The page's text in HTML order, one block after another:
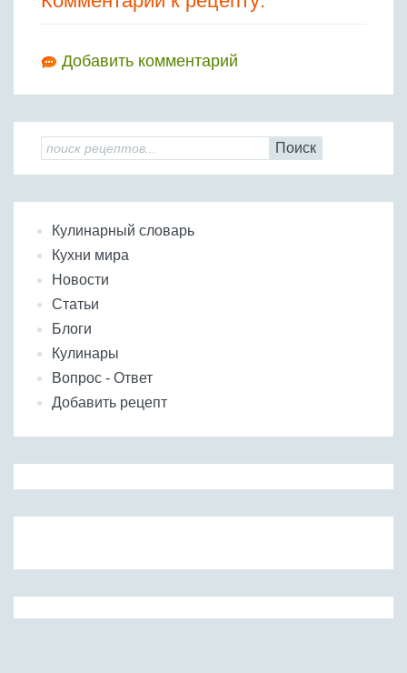
Добавить комментарий
Поиск
Кулинарный словарь
Кухни мира
Новости
Статьи
Блоги
Кулинары
Вопрос - Ответ
Добавить рецепт